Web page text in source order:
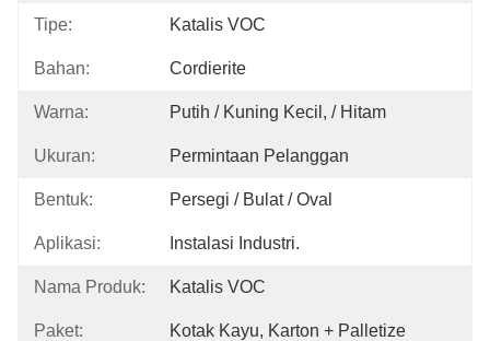
Tipe: Katalis VOC
Bahan: Cordierite
Warna: Putih / Kuning Kecil, / Hitam
Ukuran: Permintaan Pelanggan
Bentuk: Persegi / Bulat / Oval
Aplikasi: Instalasi Industri.
Nama Produk: Katalis VOC
Paket: Kotak Kayu, Karton + Palletize